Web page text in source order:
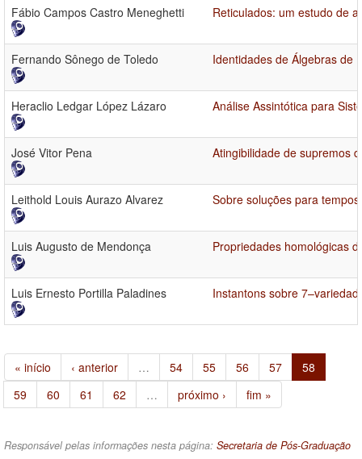
Fábio Campos Castro Meneghetti Reticulados: um estudo de
Fernando Sônego de Toledo Identidades de Álgebras de
Heraclio Ledgar López Lázaro Análise Assintótica para
José Vitor Pena Atingibilidade de supremos
Leithold Louis Aurazo Alvarez Sobre soluções para
Luis Augusto de Mendonça Propriedades homológicas
Luis Ernesto Portilla Paladines Instantons sobre
« início ‹ anterior … 54 55 56 57
58
59
60 61 62 … próximo › fim »
Responsável pelas informações nesta página: Secretaria de Pós-Graduação